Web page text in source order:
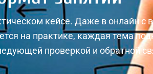
кейсе. Даже в онлайн
на практике, каждая тема
проверкой и обратной